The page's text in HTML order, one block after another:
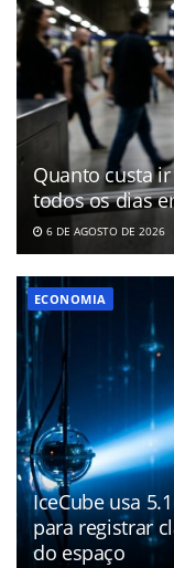
Quanto custa
todos os dias
6 DE AGOSTO DE 2026
ECONOMIA
IceCube usa
para registrar
do espaço